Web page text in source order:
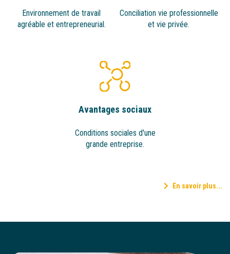
Environnement de travail
agréable et entrepreneurial.
Conciliation vie professionnelle
et vie privée.
Avantages sociaux
Conditions sociales d'une
grande entreprise.
En savoir plus...